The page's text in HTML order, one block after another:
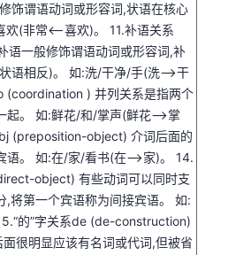
饰谓语动词或形容词,状语在核心
欢(非常<–喜欢)。 11.补语关系
一般修饰谓语动词或形容词,补
语相反)。 如:洗/干净/手(洗–>干
(coordination ) 并列关系是指两个
起。 如:鲜花/和/掌声(鲜花–>掌
(preposition-object) 介词后面的
语。 如:在/家/看书(在–>家)。 14.
object) 有些动词可以同时支
,将第一个宾语称为间接宾语。 如:
的”字关系de (de-construction)
面很明显应该有名词或代词,但被省